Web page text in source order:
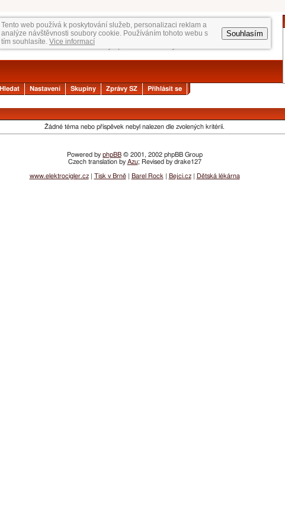
Tento web používá k poskytování služeb, personalizaci reklam a
analýze návštěvnosti soubory cookie. Používáním tohoto webu s
tím souhlasíte. Vice informací
Souhlasím
Hledat Nastavení Skupiny Zprávy SZ
Přihlásit se
Žádné téma nebo příspěvek nebyl nalezen dle zvolených kritérií.
Powered by phpBB© 2001, 2002 phpBB Group
Czech translation by Azu; Revised by drake127
www.elektrocigler.cz| Tisk v Brně| Barel Rock Bejci.cz| Dětská lékárna